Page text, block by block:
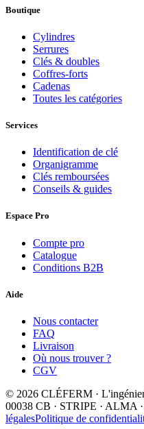
Boutique
Cylindres
Serrures
Clés & doubles
Coffres-forts
Cadenas
Toutes les catégories
Services
Identification de clé
Organigramme
Clés remboursées
Conseils & guides
Espace Pro
Compte pro
Catalogue
Conditions B2B
Aide
Nous contacter
FAQ
Livraison
Où nous trouver ?
CGV
© 2026 CLÉFERM ·
00038 CB · STRIPE · ALMA
légalesPolitique de